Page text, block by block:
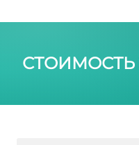
СТОИМОСТЬ